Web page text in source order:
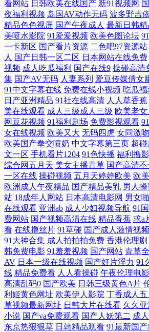
网站 国产精品看片 欧美激情国产视频一区 亚洲
黄色毛片A片 日韩国产精品一 中文字幕日韩电
片视频 亚洲高清无码一区 大地影院手 老太做爰
传媒 国产精品亚亚 茄子香蕉成人网 亚洲午夜 成
毛片基地 天天国产综合 91精品国产中文字幕 国
人妻 伊人韩国操 岛国青青草 老司机毛片电影院
桃色污无限免费看 国内精品自在拍精选 日本不
国产精品免费一级在线观看 亚洲一区激情欧美
三级 欧美午夜片 亚洲日本在线播放视频 成年人
资源色综合 自拍武侠日韩 国产精品三级在线播
洲午夜成激人 成人学院 美女被日出水 天天干天
文字幕 国产又粗又猛又大视频 日本情色2区3区
厕所 日本玖玖情色 在线播放国产精品三级 国产
看网站 日韩欧美在线国产 新91视频网
夜福利视频 岛国AV动作无码 波多野吉
精品色色视屏 国产午夜成人 最新日韩精
美喷水影院 91爱爱视频 欧美色图论坛
一卡新区 国产看片资源 二色吧97资源站
人 国产日韩一区二区 日本网站在线免费
视频 成人吃瓜福利 国产在线9 操碰高清
集 国产AV无码 人妻系列 爱豆传媒倩女
91中文字幕在线 免费在线小视频 吃瓜
日产亚洲精品 91社在线高清 人人草香蕉
美在线观看 成人三级成人三级 欧美老女
网豆花视频 91福利剧场 免费影视观看
女在线视频 欧美又大 无码四虎 女同激
欧美国产拳交喷奶 中文字幕第三页 超
文一区 手机看片1204 91色快播 福利撸
综合网五月天 美女主播青草 国产高清
一区在线 操碰视频 五月天婷婷欧美 欧
欧洲成人午夜精品 国产精品美乳 男人
站 18成年人网站 日本高清电影网 男女
在线观看 亚洲ab 成人少妇视频导航 91
费网站 国产视频高清在线 精品香蕉 求a
看 在线撸丝片 91草碰 国产成人激情视频
91大神合集 成人拍拍拍免费 香港伦理剧
韩免费电影 91羞羞视频 国产网站 青草
AV 日本一级在线视频 国产好片浮力 91
线 精品免费看 人人看操碰 午夜伦理电
高清乱码0 国产欧美 日韩三级黄色A片
利姬黄色网址 欧美伊人影院 丁香成人
草视频最新网址 日韩大片在线看 久久
小说 国产va免费观看 国产人妖第二 成
东京热狠狠草 日韩精品观看 91最新国产